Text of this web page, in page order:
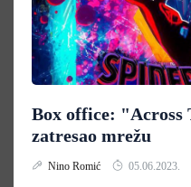
Box office: "Across
zatresao mrežu
Nino Romić 05.06.2023.